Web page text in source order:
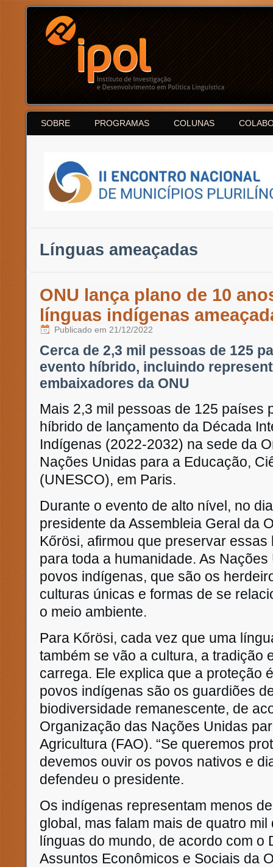
SOBRE PROGRAMAS COLUNAS
Línguas ameaçadas
ONU lança plano de 10
línguas indígenas
Publicado em 21/12/2022
Cerca de 2,3 mil pessoas de 125
evento híbrido, incluindo
embaixadores da ONU
Mais 2,3 mil pessoas de 125 países
híbrido de lançamento da Década
Indígenas (2022-2032) na sede da
Nações Unidas para a Educação,
(UNESCO), em Paris.
Durante o evento de alto nível, no
presidente da Assembleia Geral da
Kőrösi, afirmou que preservar
para toda a humanidade. As
povos indígenas, que são os
culturas únicas e formas de se
o meio ambiente.
Para Kőrösi, cada vez que uma
também se vão a cultura, a tradição
carrega. Ele explica que a proteção
povos indígenas são os guardiões
biodiversidade remanescente, de
Organização das Nações Unidas
Agricultura (FAO). “Se queremos
devemos ouvir os povos nativos e
defendeu o presidente.
Os indígenas representam menos
global, mas falam mais de quatro
línguas do mundo, de acordo com o
Assuntos Econômicos e Sociais da